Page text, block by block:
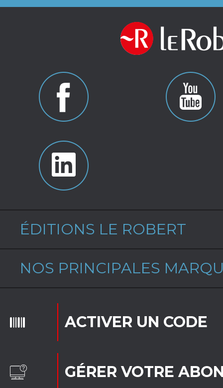
ÉDITIONS LE ROBERT
NOS PRINCIPALES
ACTIVER UN CODE
GÉRER VOTRE